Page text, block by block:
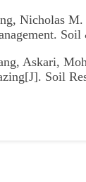
Nicholas
Askari,
Soil